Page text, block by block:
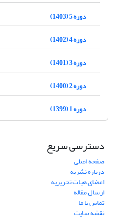
دوره 5 (1403)
دوره 4 (1402)
دوره 3 (1401)
دوره 2 (1400)
دوره 1 (1399)
دسترسی سریع
صفحه اصلی
درباره نشریه
اعضای هیات تحریریه
ارسال مقاله
تماس با ما
نقشه سایت